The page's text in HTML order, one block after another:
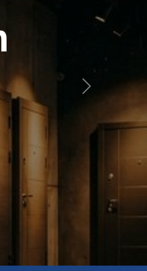
Next